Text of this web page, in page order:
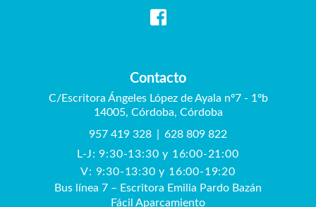
Contacto
C/Escritora Ángeles López de Ayala nº7 - 1ºb
14005, Córdoba, Córdoba
957 419 328
628 809 822
L-J: 9:30-13:30 y 16:00-21:00
V: 9:30-13:30 y 16:00-19:20
Bus línea 7 – Escritora Emilia Pardo Bazán
Fácil Aparcamiento